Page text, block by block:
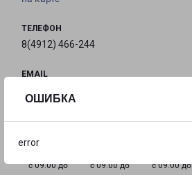
ОШИБКА
error
ТЕЛЕФОН
8(4912) 466-244
EMAIL
ГРАФИК РАБОТЫ
с 09:00 до с 09:00 до с 09:00 до